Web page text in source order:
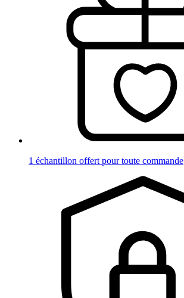
1 échantillon offert pour toute commande